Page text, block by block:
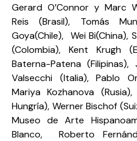
Gerard O’Connor y Marc
Reis (Brasil), Tomás
Goya(Chile), Wei Bi(China),
(Colombia), Kent Krugh
Baterna-Patena
Valsecchi (Italia), Pablo
Mariya Kozhanova
Hungría), Werner Bischof
Museo de Arte
Blanco, Roberto